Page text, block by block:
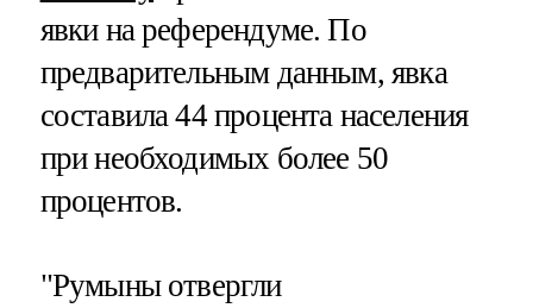
явки на референдуме. По
предварительным данным, явка
составила 44 процента населения
при необходимых более 50
процентов.
"Румыны отвергли